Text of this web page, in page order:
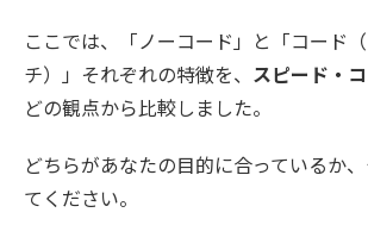
ここでは、「ノーコード」と「コード
チ）」それぞれの特徴を、 スピード・
どの観点から比較しました。
どちらがあなたの目的に合っているか
てください。